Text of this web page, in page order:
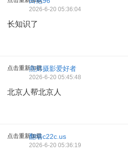
2026-6-20 05:36:04
长知识了
点击重新加载燕郊摄影爱好者
2026-6-20 05:45:48
北京人帮北京人
点击重新加载翻墙c22c.us
2026-6-20 05:36:19